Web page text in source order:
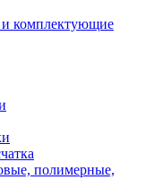
и комплектующие
полимерные,